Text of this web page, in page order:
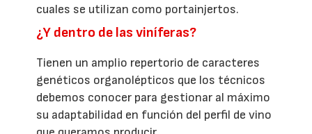
cuales se utilizan como portainjertos.
¿Y dentro de las viníferas?
Tienen un amplio repertorio de caracteres
genéticos organolépticos que los técnicos
debemos conocer para gestionar al máximo
su adaptabilidad en función del perfil de vino